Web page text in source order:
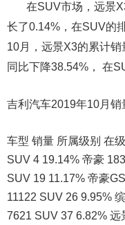
在SUV市场，远景
长了0.14%，在SUV的
10月，远景X3的累计销
同比下降38.54%， 在
吉利汽车2019年10月销
车型 销量 所属级别 在
SUV 4 19.14% 帝豪
SUV 19 11.17% 帝豪
11122 SUV 26 9.95%
7621 SUV 37 6.82% 远